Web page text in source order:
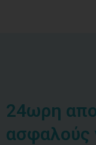
24ωρη
ασφαλούς